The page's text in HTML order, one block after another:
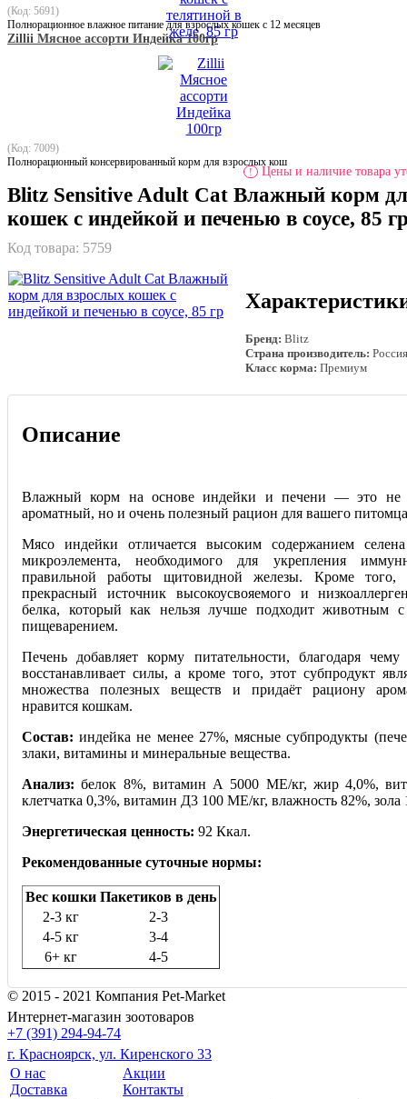
(Код: 5691)
Полнорационное влажное питание для взрослых кошек с 12 месяцев
Zillii Мясное ассорти Индейка 100гр
(Код: 7009)
Полнорационный консервированный корм для взрослых кош
! Цены и наличие товара
Blitz Sensitive Adult Cat Влажный корм
кошек с индейкой и печенью в соусе, 85
Код товара: 5759
Бренд: Blitz
Страна производитель: Россия
Класс корма: Премиум
Описание
Влажный корм на основе индейки и печени — это не
ароматный, но и очень полезный рацион для вашего
Мясо индейки отличается высоким содержанием
микроэлемента, необходимого для укрепления
правильной работы щитовидной железы. Кроме
прекрасный источник высокоусвояемого и
белка, который как нельзя лучше подходит животным с
пищеварением.
Печень добавляет корму питательности, благодаря
восстанавливает силы, а кроме того, этот субпродукт
множества полезных веществ и придаёт рациону
нравится кошкам.
Состав: индейка не менее 27%, мясные субпродукты
злаки, витамины и минеральные вещества.
Анализ: белок 8%, витамин А 5000 МЕ/кг, жир 4,0%,
клетчатка 0,3%, витамин Д3 100 МE/кг, влажность 82%, зола
Энергетическая ценность: 92 Ккал.
Рекомендованные суточные нормы:
Вес кошки Пакетиков в день
2-3 кг
2-3
4-5 кг
3-4
6+ кг
4-5
© 2015 - 2021 Компания Pet-Market
Интернет-магазин зоотоваров
+7 (391) 294-94-74
г. Красноярск, ул. Киренского 33
О нас
Доставка
Акции
Контакты